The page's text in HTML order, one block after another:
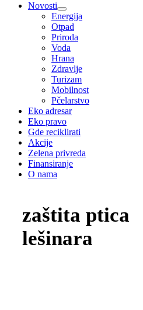
Novosti
Energija
Otpad
Priroda
Voda
Hrana
Zdravlje
Turizam
Mobilnost
Pčelarstvo
Eko adresar
Eko pravo
Gde reciklirati
Akcije
Zelena privreda
Finansiranje
O nama
zaštita ptica
lešinara